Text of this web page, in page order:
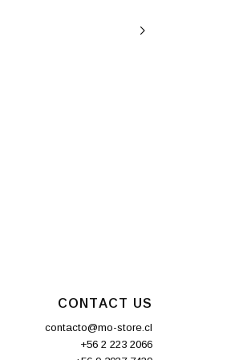
CONTACT US
contacto@mo-store.cl
+56 2 223 2066